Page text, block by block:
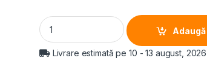
SANDWICH MAKER HEINNER SM-
Livrare estimată pe 10 - 13 august, 2026